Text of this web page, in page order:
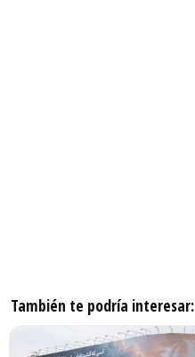
También te podría interesar: